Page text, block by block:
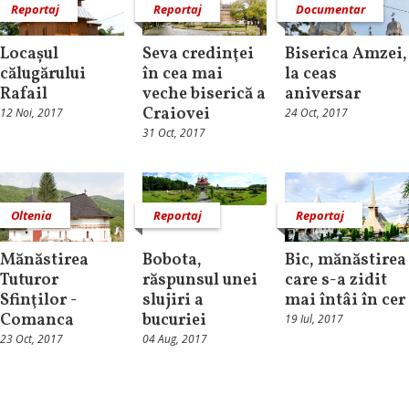
Reportaj
Locașul
călugărului
Rafail
12 Noi, 2017
Reportaj
Seva credinţei
în cea mai
veche biserică a
Craiovei
31 Oct, 2017
Documentar
Biserica Amzei,
la ceas
aniversar
24 Oct, 2017
Oltenia
Mănăstirea
Tuturor
Sfinţilor -
Comanca
23 Oct, 2017
Reportaj
Bobota,
răspunsul unei
slujiri a
bucuriei
04 Aug, 2017
Reportaj
Bic, mănăstirea
care s-a zidit
mai întâi în cer
19 Iul, 2017